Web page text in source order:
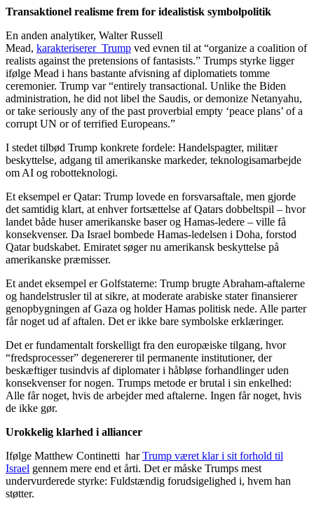
Transaktionel realisme frem for idealistisk symbolpolitik
En anden analytiker, Walter Russell
Mead, karakteriserer Trump ved evnen til at “organize a coalition of
realists against the pretensions of fantasists.” Trumps styrke ligger
ifølge Mead i hans bastante afvisning af diplomatiets tomme
ceremonier. Trump var “entirely transactional. Unlike the Biden
administration, he did not libel the Saudis, or demonize Netanyahu,
or take seriously any of the past proverbial empty ‘peace plans’ of a
corrupt UN or of terrified Europeans.”
I stedet tilbød Trump konkrete fordele: Handelspagter, militær
beskyttelse, adgang til amerikanske markeder, teknologisamarbejde
om AI og robotteknologi.
Et eksempel er Qatar: Trump lovede en forsvarsaftale, men gjorde
det samtidig klart, at enhver fortsættelse af Qatars dobbeltspil – hvor
landet både huser amerikanske baser og Hamas-ledere – ville få
konsekvenser. Da Israel bombede Hamas-ledelsen i Doha, forstod
Qatar budskabet. Emiratet søger nu amerikansk beskyttelse på
amerikanske præmisser.
Et andet eksempel er Golfstaterne: Trump brugte Abraham-aftalerne
og handelstrusler til at sikre, at moderate arabiske stater finansierer
genopbygningen af Gaza og holder Hamas politisk nede. Alle parter
får noget ud af aftalen. Det er ikke bare symbolske erklæringer.
Det er fundamentalt forskelligt fra den europæiske tilgang, hvor
“fredsprocesser” degenererer til permanente institutioner, der
beskæftiger tusindvis af diplomater i håbløse forhandlinger uden
konsekvenser for nogen. Trumps metode er brutal i sin enkelhed:
Alle får noget, hvis de arbejder med aftalerne. Ingen får noget, hvis
de ikke gør.
Urokkelig klarhed i alliancer
Ifølge Matthew Continetti harTrump været klar i sit forhold til
Israel gennem mere end et årti. Det er måske Trumps mest
undervurderede styrke: Fuldstændig forudsigelighed i, hvem han
støtter.